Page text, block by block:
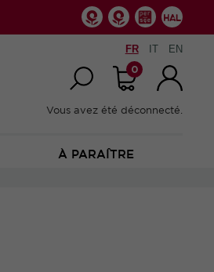
FR IT EN
0
Vous avez été déconnecté.
À PARAÎTRE